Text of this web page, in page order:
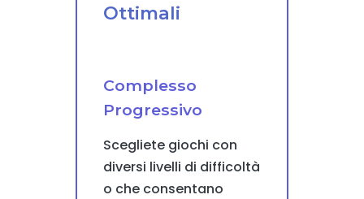
Ottimali
Complesso
Progressivo
Scegliete giochi con
diversi livelli di difficoltà
o che consentano